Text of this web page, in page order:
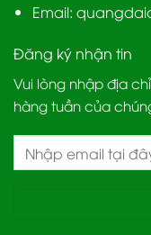
Email:
Đăng ký nhận tin
Vui lòng nhập địa
hàng tuần của